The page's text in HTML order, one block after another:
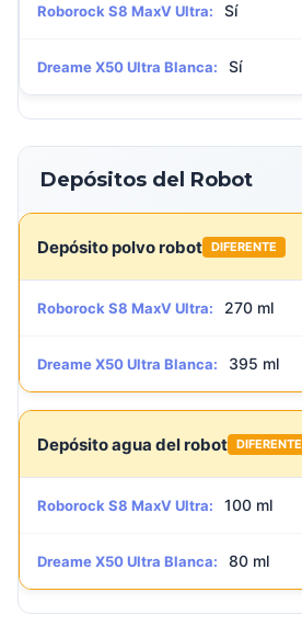
Roborock S8 MaxV Ultra: Sí
Dreame X50 Ultra Blanca: Sí
Depósitos del Robot
Depósito polvo robot DIFERENTE
Roborock S8 MaxV Ultra: 270 ml
Dreame X50 Ultra Blanca: 395 ml
Depósito agua del robot DIFERENTE
Roborock S8 MaxV Ultra: 100 ml
Dreame X50 Ultra Blanca: 80 ml